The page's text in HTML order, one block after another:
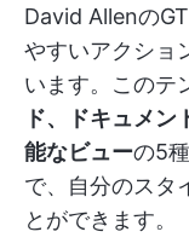
David Allenの
やすいアクショ
います。このテ
ド、ドキュメ
能なビューの5
で、自分のスタ
とができます。